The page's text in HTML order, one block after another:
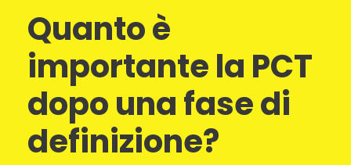
Quanto è
importante la PCT
dopo una fase di
definizione?